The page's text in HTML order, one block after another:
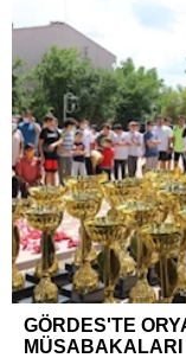
GÖRDES'TE
MÜSABAKALARI